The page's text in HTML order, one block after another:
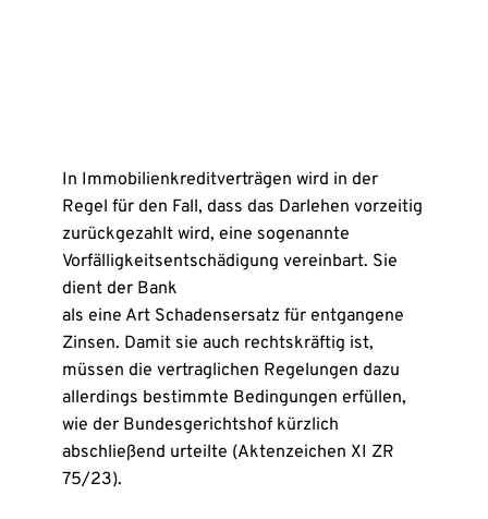
In Immobilienkreditverträgen wird in der
Regel für den Fall, dass das Darlehen vorzeitig
zurückgezahlt wird, eine sogenannte
Vorfälligkeitsentschädigung vereinbart. Sie
dient der Bank
als eine Art Schadensersatz für entgangene
Zinsen. Damit sie auch rechtskräftig ist,
müssen die vertraglichen Regelungen dazu
allerdings bestimmte Bedingungen erfüllen,
wie der Bundesgerichtshof kürzlich
abschließend urteilte (Aktenzeichen XI ZR
75/23).